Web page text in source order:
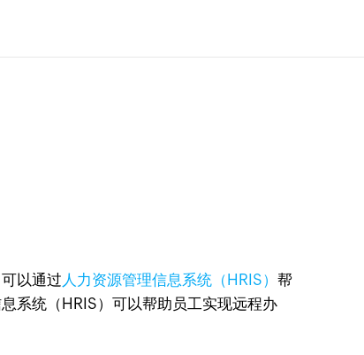
以通过 人力资源管理信息系统（HRIS）帮
系统（HRIS）可以帮助员工实现远程办